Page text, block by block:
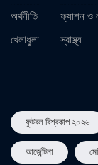
অর্থনীতি
খেলাধুলা
ফ্যাশন ও
স্বাস্থ্য
ফুটবল বিশ্বকাপ ২০২৬
আর্জেন্টিনা